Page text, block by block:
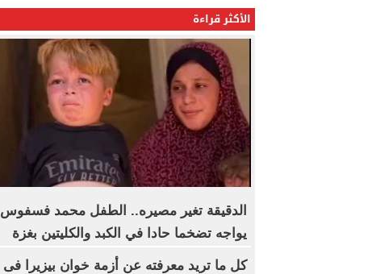
الأكثر قراءة
الدقيقة تغير مصيره.. الطفل محمد فسفوس
يواجه تضخما حادا في الكبد والكليتين بغزة
كل ما تريد معرفته عن أزمة خوان بيزيرا فى